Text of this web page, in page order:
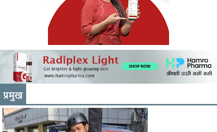
प्रमुख